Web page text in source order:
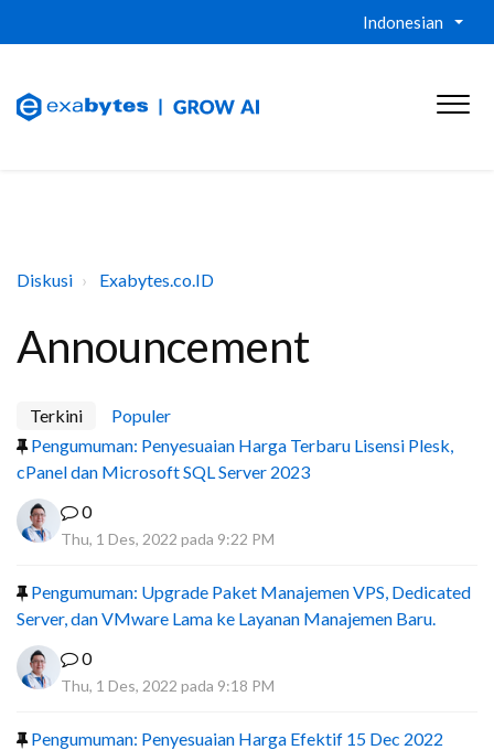
Indonesian
Diskusi Exabytes.co.ID
Announcement
Terkini
Populer
Pengumuman: Penyesuaian Harga Terbaru Lisensi Plesk,
cPanel dan Microsoft SQL Server 2023
0
Thu, 1 Des, 2022 pada 9:22 PM
Pengumuman: Upgrade Paket Manajemen VPS, Dedicated
Server, dan VMware Lama ke Layanan Manajemen Baru.
0
Thu, 1 Des, 2022 pada 9:18 PM
Pengumuman: Penyesuaian Harga Efektif 15 Dec 2022